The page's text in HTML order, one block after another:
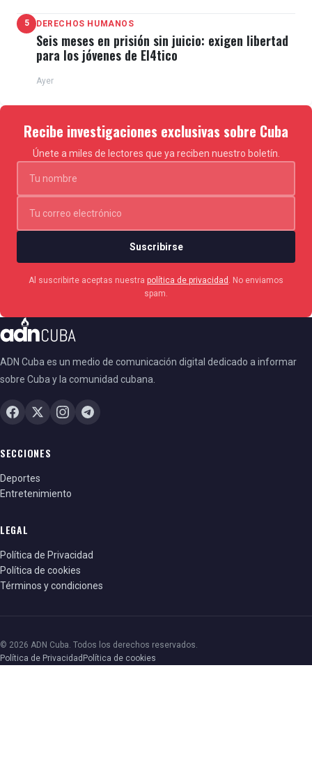
5 DERECHOS HUMANOS
Seis meses en prisión sin juicio: exigen libertad
para los jóvenes de El4tico
Ayer
Recibe investigaciones exclusivas sobre Cuba
Únete a miles de lectores que ya reciben nuestro boletín.
Suscribirse
Al suscribirte aceptas nuestra política de privacidad
. No enviamos
spam.
ADN Cuba es un medio de comunicación digital dedicado a informar
sobre Cuba y la comunidad cubana.
SECCIONES
Deportes
Entretenimiento
LEGAL
Política de Privacidad
Política de cookies
Términos y condiciones
© 2026 ADN Cuba. Todos los derechos reservados.
Política de Privacidad Política de cookies